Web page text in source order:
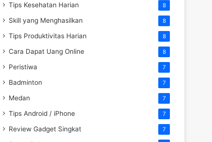
Tips Kesehatan Harian 8
Skill yang Menghasilkan 8
Tips Produktivitas Harian 8
Cara Dapat Uang Online 8
Peristiwa 7
Badminton 7
Medan 7
Tips Android / iPhone 7
Review Gadget Singkat 7